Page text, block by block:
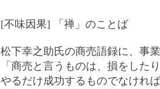
[不味因果] 「禅」のことば
松下幸之助氏の商売語録に、事
「商売と言うものは、損をした
やるだけ成功するものでなけれ